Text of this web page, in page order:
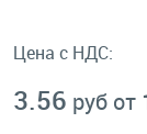
Цена с НДС:
3.56 руб от